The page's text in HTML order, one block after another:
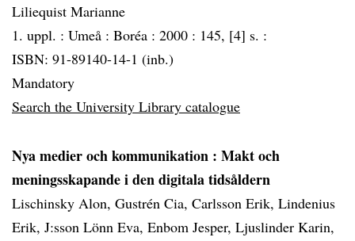
Liliequist Marianne
1. uppl. : Umeå : Boréa : 2000 : 145, [4] s. :
ISBN: 91-89140-14-1 (inb.)
Mandatory
Search the University Library catalogue
Nya medier och kommunikation : Makt och
meningsskapande i den digitala tidsåldern
Lischinsky Alon, Gustrén Cia, Carlsson Erik, Lindenius
Erik, J:sson Lönn Eva, Enbom Jesper, Ljuslinder Karin,